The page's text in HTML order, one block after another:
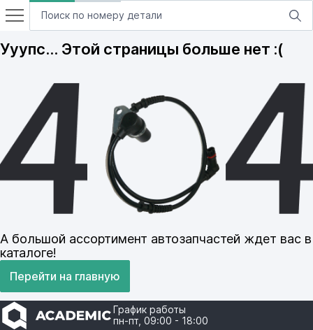
Ууупс… Этой страницы больше нет :(
А большой ассортимент автозапчастей ждет вас в
каталоге!
Перейти на главную
График работы
пн-пт, 09:00 - 18:00